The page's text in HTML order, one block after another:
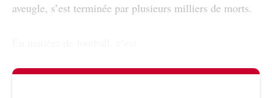
aveugle, s’est terminée par plusieurs milliers de morts.